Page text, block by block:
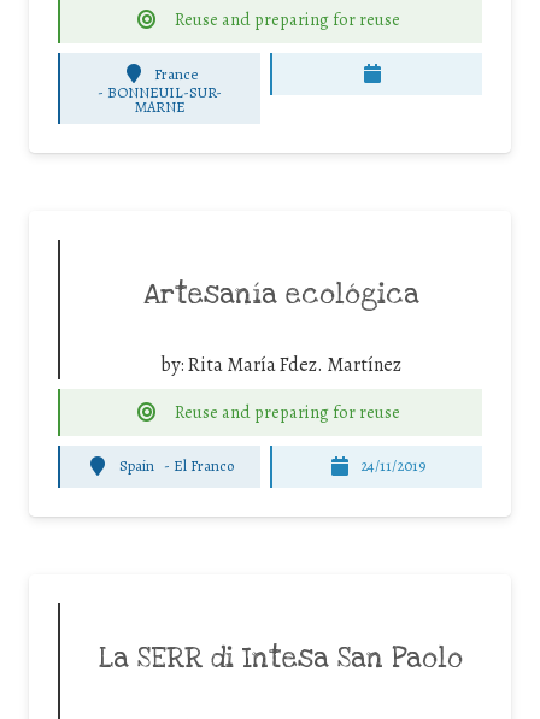
Reuse and preparing for reuse
France
- BONNEUIL-SUR-
MARNE
Artesanía ecológica
by:Rita María Fdez. Martínez
Reuse and preparing for reuse
Spain - El Franco 24/11/2019
La SERR di Intesa San Paolo